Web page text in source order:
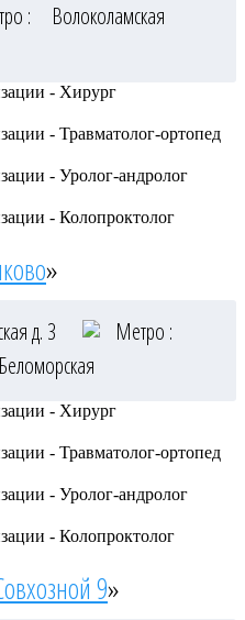
:
Волоколамская
- Хирург
- Травматолог-ортопед
- Уролог-андролог
- Колопроктолог
»
д. 3
Метро :
Беломорская
- Хирург
- Травматолог-ортопед
- Уролог-андролог
- Колопроктолог
9»